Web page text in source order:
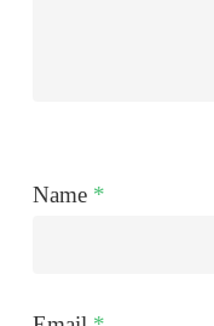
Name *